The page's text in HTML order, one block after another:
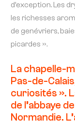
d’exception. Les
les richesses
de genévriers,
picardes ».
La chapelle-
Pas-de-
curiosités ».
de l’abbaye
Normandie.